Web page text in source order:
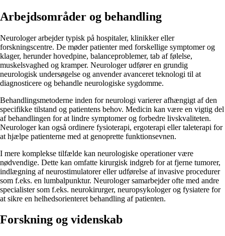
Arbejdsområder og behandling
Neurologer arbejder typisk på hospitaler, klinikker eller
forskningscentre. De møder patienter med forskellige symptomer og
klager, herunder hovedpine, balanceproblemer, tab af følelse,
muskelsvaghed og kramper. Neurologer udfører en grundig
neurologisk undersøgelse og anvender avanceret teknologi til at
diagnosticere og behandle neurologiske sygdomme.
Behandlingsmetoderne inden for neurologi varierer afhængigt af den
specifikke tilstand og patientens behov. Medicin kan være en vigtig del
af behandlingen for at lindre symptomer og forbedre livskvaliteten.
Neurologer kan også ordinere fysioterapi, ergoterapi eller taleterapi for
at hjælpe patienterne med at genoprette funktionsevnen.
I mere komplekse tilfælde kan neurologiske operationer være
nødvendige. Dette kan omfatte kirurgisk indgreb for at fjerne tumorer,
indlægning af neurostimulatorer eller udførelse af invasive procedurer
som f.eks. en lumbalpunktur. Neurologer samarbejder ofte med andre
specialister som f.eks. neurokirurger, neuropsykologer og fysiatere for
at sikre en helhedsorienteret behandling af patienten.
Forskning og videnskab